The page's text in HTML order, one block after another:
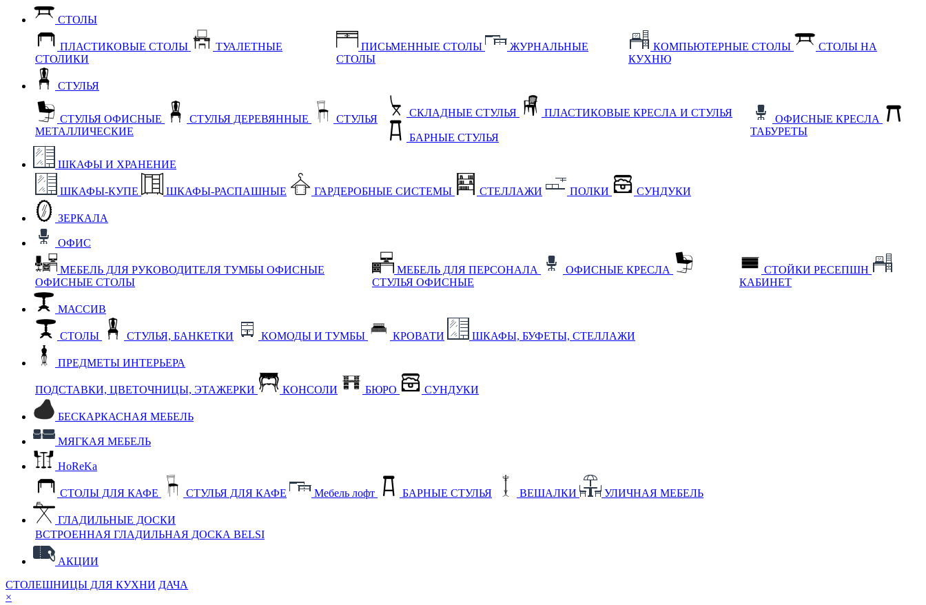
СТОЛЫ
ПЛАСТИКОВЫЕ СТОЛЫ
ТУАЛЕТНЫЕ
СТОЛИКИ
ПИСЬМЕННЫЕ СТОЛЫ
ЖУРНАЛЬНЫЕ
СТОЛЫ
КОМПЬЮТЕРНЫЕ СТОЛЫ
СТОЛЫ НА
КУХНЮ
СТУЛЬЯ
СТУЛЬЯ ОФИСНЫЕ СТУЛЬЯ ДЕРЕВЯННЫЕ
СТУЛЬЯ
МЕТАЛЛИЧЕСКИЕ
СКЛАДНЫЕ СТУЛЬЯ ПЛАСТИКОВЫЕ КРЕСЛА И СТУЛЬЯ
БАРНЫЕ СТУЛЬЯ
ОФИСНЫЕ КРЕСЛА
ТАБУРЕТЫ
ШКАФЫ И ХРАНЕНИЕ
ШКАФЫ-КУПЕ ШКАФЫ-РАСПАШНЫЕ ГАРДЕРОБНЫЕ СИСТЕМЫ СТЕЛЛАЖИ ПОЛКИ СУНДУКИ
ЗЕРКАЛА
ОФИС
МЕБЕЛЬ ДЛЯ РУКОВОДИТЕЛЯ ТУМБЫ ОФИСНЫЕ
ОФИСНЫЕ СТОЛЫ
МЕБЕЛЬ ДЛЯ ПЕРСОНАЛА
ОФИСНЫЕ КРЕСЛА
СТУЛЬЯ ОФИСНЫЕ
СТОЙКИ РЕСЕПШН
КАБИНЕТ
МАССИВ
СТОЛЫ СТУЛЬЯ, БАНКЕТКИ КОМОДЫ И ТУМБЫ КРОВАТИ ШКАФЫ, БУФЕТЫ, СТЕЛЛАЖИ
ПРЕДМЕТЫ ИНТЕРЬЕРА
ПОДСТАВКИ, ЦВЕТОЧНИЦЫ, ЭТАЖЕРКИ КОНСОЛИ БЮРО СУНДУКИ
БЕСКАРКАСНАЯ МЕБЕЛЬ
МЯГКАЯ МЕБЕЛЬ
HoReKa
СТОЛЫ ДЛЯ КАФЕ СТУЛЬЯ ДЛЯ КАФЕ Мебель лофт БАРНЫЕ СТУЛЬЯ ВЕШАЛКИ УЛИЧНАЯ МЕБЕЛЬ
ГЛАДИЛЬНЫЕ ДОСКИ
ВСТРОЕННАЯ ГЛАДИЛЬНАЯ ДОСКА BELSI
АКЦИИ
СТОЛЕШНИЦЫ ДЛЯ КУХНИ ДАЧА
×